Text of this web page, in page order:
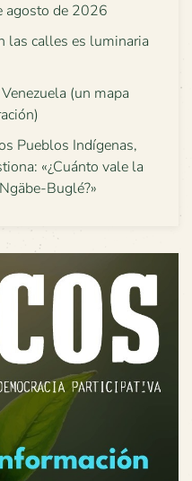
agosto de 2026
las calles es luminaria
(un mapa
Pueblos Indígenas,
«¿Cuánto vale la
Buglé?»